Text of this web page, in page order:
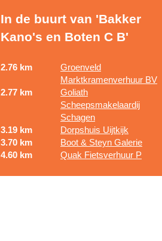
In de buurt van 'Bakker
Kano's en Boten C B'
2.76 km
Groenveld
Marktkramenverhuur BV
2.77 km
Goliath
Scheepsmakelaardij
Schagen
3.19 km
Dorpshuis Uijtkijk
3.70 km
Boot & Steyn Galerie
4.60 km
Quak Fietsverhuur P